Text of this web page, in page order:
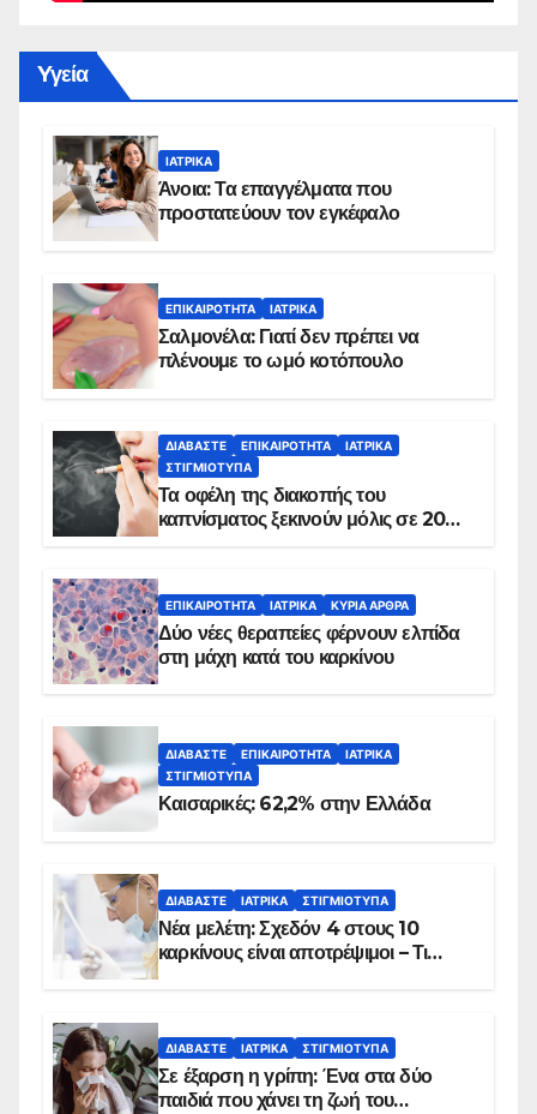
Yγεία
ΙΑΤΡΙΚΆ
Άνοια: Τα επαγγέλματα που
προστατεύουν τον εγκέφαλο
ΕΠΙΚΑΙΡΌΤΗΤΑ ΙΑΤΡΙΚΆ
Σαλμονέλα: Γιατί δεν πρέπει να
πλένουμε το ωμό κοτόπουλο
ΔΙΑΒΆΣΤΕ ΕΠΙΚΑΙΡΌΤΗΤΑ
ΙΑΤΡΙΚΆ
ΣΤΙΓΜΙΌΤΥΠΑ
Τα οφέλη της διακοπής του
καπνίσματος ξεκινούν μόλις σε 20
ΕΠΙΚΑΙΡΌΤΗΤΑ ΙΑΤΡΙΚΆ ΚΥΡΙΑ ΑΡΘΡΑ
Δύο νέες θεραπείες φέρνουν ελπίδα
στη μάχη κατά του καρκίνου
ΔΙΑΒΆΣΤΕ ΕΠΙΚΑΙΡΌΤΗΤΑ
ΙΑΤΡΙΚΆ
ΣΤΙΓΜΙΌΤΥΠΑ
Καισαρικές: 62,2% στην Ελλάδα
ΔΙΑΒΆΣΤΕ ΙΑΤΡΙΚΆ ΣΤΙΓΜΙΌΤΥΠΑ
Νέα μελέτη: Σχεδόν 4 στους 10
καρκίνους είναι αποτρέψιμοι – Τι
ΔΙΑΒΆΣΤΕ ΙΑΤΡΙΚΆ ΣΤΙΓΜΙΌΤΥΠΑ
Σε έξαρση η γρίπη: Ένα στα δύο
παιδιά που χάνει τη ζωή του